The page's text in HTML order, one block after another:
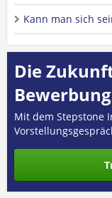
Kann man sich
Die
Mit dem Stepstone